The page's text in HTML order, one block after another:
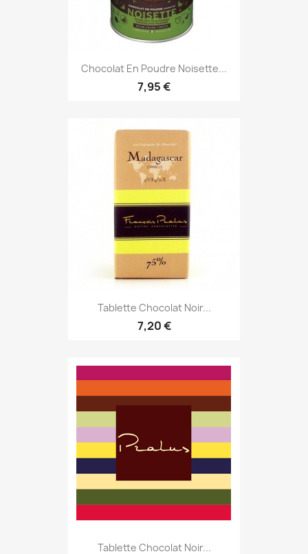
Chocolat En Poudre Noisette...
7,95 €
Tablette Chocolat Noir...
7,20 €
Tablette Chocolat Noir...